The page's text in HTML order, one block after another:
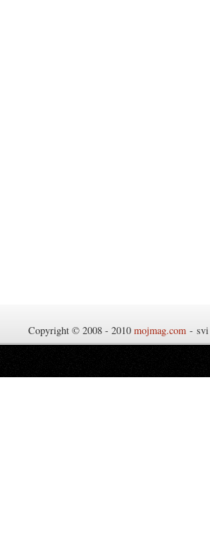
Copyright © 2008 - 2010 mojmag.com - svi